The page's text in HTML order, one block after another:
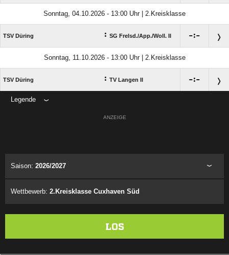
Sonntag, 04.10.2026 - 13:00 Uhr | 2.Kreisklasse
TSV Düring : SG Frelsd./​App./​Woll. II :
Sonntag, 11.10.2026 - 13:00 Uhr | 2.Kreisklasse
TSV Düring : TV Langen II :
Legende
ANZEIGE
Saison: 2026/2027
Wettbewerb: 2.Kreisklasse Cuxhaven Süd
LOS